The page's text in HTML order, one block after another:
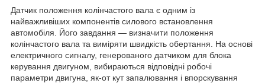
Датчик положення колінчастого вала є одним із
найважливіших компонентів силового встановлення
автомобіля. Його завдання — визначити положення
колінчастого вала та виміряти швидкість обертання. На основі
електричного сигналу, генерованого датчиком для блока
керування двигуном, вибираються відповідні робочі
параметри двигуна, як-от кут запалювання і впорскування